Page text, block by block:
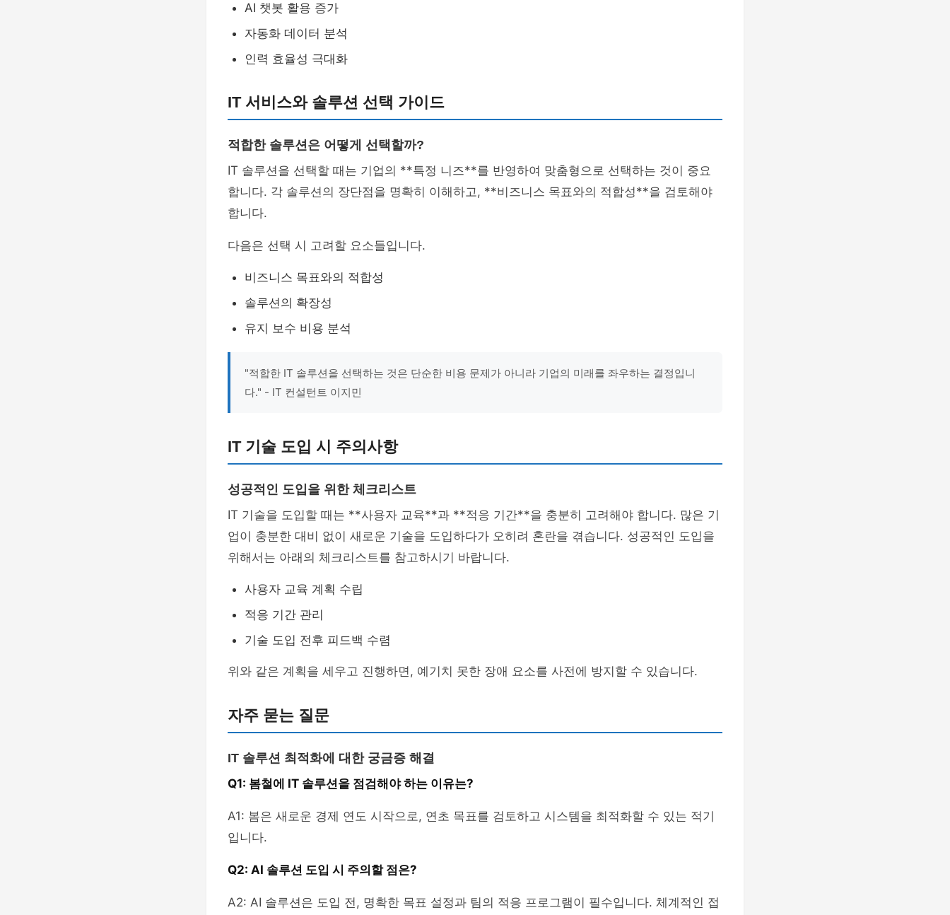
AI 챗봇 활용 증가
자동화 데이터 분석
인력 효율성 극대화
IT 서비스와 솔루션 선택 가이드
적합한 솔루션은 어떻게 선택할까?
IT 솔루션을 선택할 때는 기업의 **특정 니즈**를 반영하여 맞춤형으로 선택하는 것이 중요
합니다. 각 솔루션의 장단점을 명확히 이해하고, **비즈니스 목표와의 적합성**을 검토해야
합니다.
다음은 선택 시 고려할 요소들입니다.
비즈니스 목표와의 적합성
솔루션의 확장성
유지 보수 비용 분석
"적합한 IT 솔루션을 선택하는 것은 단순한 비용 문제가 아니라 기업의 미래를 좌우하는 결정입니
다." - IT 컨설턴트 이지민
IT 기술 도입 시 주의사항
성공적인 도입을 위한 체크리스트
IT 기술을 도입할 때는 **사용자 교육**과 **적응 기간**을 충분히 고려해야 합니다. 많은 기
업이 충분한 대비 없이 새로운 기술을 도입하다가 오히려 혼란을 겪습니다. 성공적인 도입을
위해서는 아래의 체크리스트를 참고하시기 바랍니다.
사용자 교육 계획 수립
적응 기간 관리
기술 도입 전후 피드백 수렴
위와 같은 계획을 세우고 진행하면, 예기치 못한 장애 요소를 사전에 방지할 수 있습니다.
자주 묻는 질문
IT 솔루션 최적화에 대한 궁금증 해결
Q1: 봄철에 IT 솔루션을 점검해야 하는 이유는?
A1: 봄은 새로운 경제 연도 시작으로, 연초 목표를 검토하고 시스템을 최적화할 수 있는 적기
입니다.
Q2: AI 솔루션 도입 시 주의할 점은?
A2: AI 솔루션은 도입 전, 명확한 목표 설정과 팀의 적응 프로그램이 필수입니다. 체계적인 접